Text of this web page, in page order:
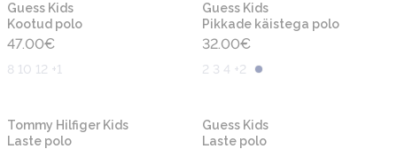
Guess Kids
Kootud polo
47.00€
8 10 12 +1
Guess Kids
Pikkade käistega polo
32.00€
2 3 4 +2
-30%
Tommy Hilfiger Kids
Laste polo
Guess Kids
Laste polo